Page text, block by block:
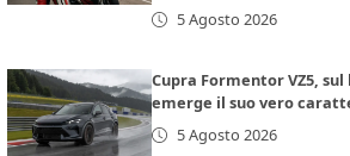
5 Agosto 2026
Cupra Formentor VZ5,
emerge il suo vero
5 Agosto 2026